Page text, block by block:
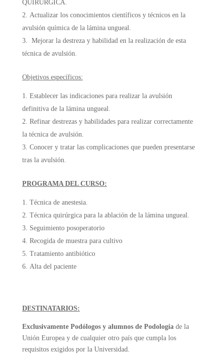
QUIRÚRGICA.
Actualizar los conocimientos científicos y técnicos en la
avulsión química de la lámina ungueal.
Mejorar la destreza y habilidad en la realización de esta
técnica de avulsión.
Objetivos específicos:
Establecer las indicaciones para realizar la avulsión
definitiva de la lámina ungueal.
Refinar destrezas y habilidades para realizar correctamente
la técnica de avulsión.
Conocer y tratar las complicaciones que pueden presentarse
tras la avulsión.
PROGRAMA DEL CURSO:
Técnica de anestesia.
Técnica quirúrgica para la ablación de la lámina ungueal.
Seguimiento posoperatorio
Recogida de muestra para cultivo
Tratamiento antibiótico
Alta del paciente
DESTINATARIOS:
Exclusivamente Podólogos y alumnos de Podología de la
Unión Europea y de cualquier otro país que cumpla los
requisitos exigidos por la Universidad.